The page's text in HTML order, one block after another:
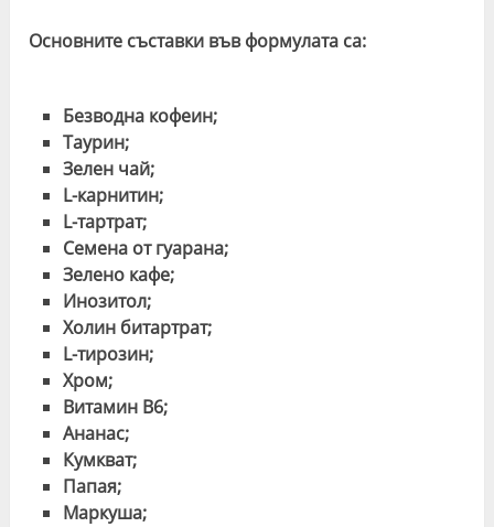
Основните съставки във формулата са:
Безводна кофеин;
Таурин;
Зелен чай;
L-карнитин;
L-тартрат;
Семена от гуарана;
Зелено кафе;
Инозитол;
Холин битартрат;
L-тирозин;
Хром;
Витамин B6;
Ананас;
Кумкват;
Папая;
Маркуша;